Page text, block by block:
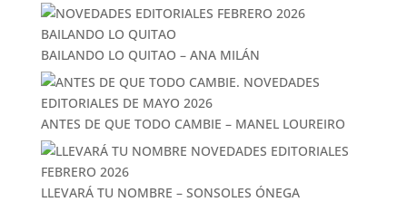
BAILANDO LO QUITAO – ANA MILÁN
ANTES DE QUE TODO CAMBIE – MANEL LOUREIRO
LLEVARÁ TU NOMBRE – SONSOLES ÓNEGA